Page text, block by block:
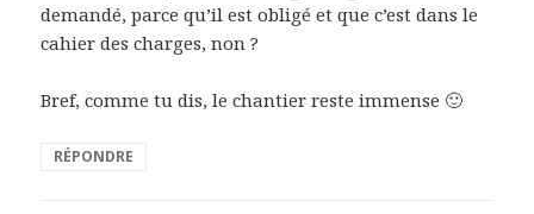
demandé, parce qu’il est obligé et que c’est dans le
cahier des charges, non ?
Bref, comme tu dis, le chantier reste immense 🙂
RÉPONDRE